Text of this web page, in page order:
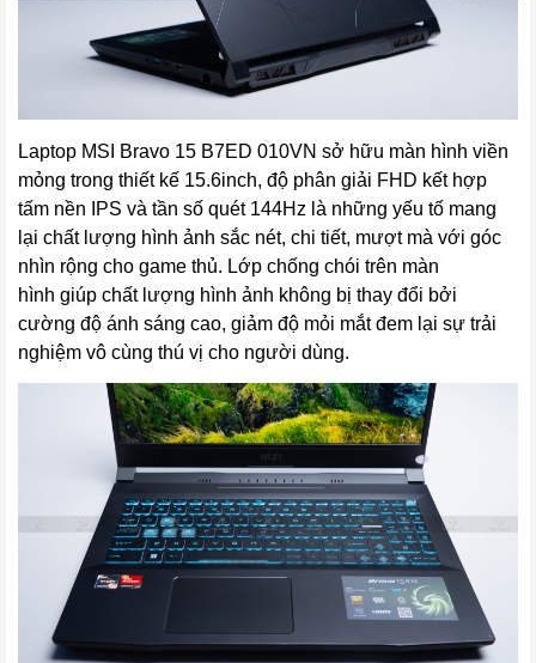
Laptop MSI Bravo 15 B7ED 010VN sở hữu màn hình viền
mỏng trong thiết kế 15.6inch, độ phân giải FHD kết hợp
tấm nền IPS và tần số quét 144Hz là những yếu tố mang
lại chất lượng hình ảnh sắc nét, chi tiết, mượt mà với góc
nhìn rộng cho game thủ. Lớp chống chói trên màn
hình giúp chất lượng hình ảnh không bị thay đổi bởi
cường độ ánh sáng cao, giảm độ mỏi mắt đem lại sự trải
nghiệm vô cùng thú vị cho người dùng.